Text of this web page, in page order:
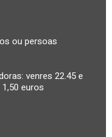
ou persoas
venres 22.45 e
euros